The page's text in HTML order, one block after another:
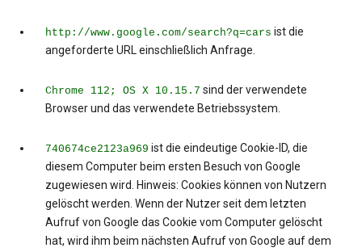
http://www.google.com/search?q=cars ist die
angeforderte URL einschließlich Anfrage.
Chrome 112; OS X 10.15.7 sind der verwendete
Browser und das verwendete Betriebssystem.
740674ce2123a969 ist die eindeutige Cookie-ID, die
diesem Computer beim ersten Besuch von Google
zugewiesen wird. Hinweis: Cookies können von Nutzern
gelöscht werden. Wenn der Nutzer seit dem letzten
Aufruf von Google das Cookie vom Computer gelöscht
hat, wird ihm beim nächsten Aufruf von Google auf dem